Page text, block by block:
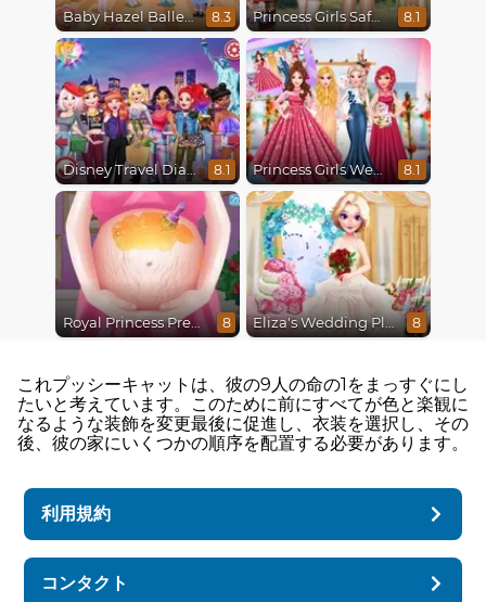
Baby Hazel Ballerina Dance 8.3 Princess Girls Safari Trip 8.1
Disney Travel Diaries: City Break 8.1 Princess Girls Wedding Trip 8.1
Royal Princess Pregnant 8 Eliza's Wedding Planner 8
これプッシーキャットは、彼の9人の命の1をまっすぐにし
たいと考えています。このために前にすべてが色と楽観に
なるような装飾を変更最後に促進し、衣装を選択し、その
後、彼の家にいくつかの順序を配置する必要があります。
利用規約
コンタクト